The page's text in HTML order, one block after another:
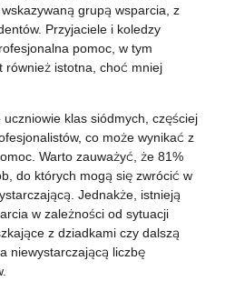
grupą wsparcia, z
Przyjaciele i koledzy
pomoc, w tym
również istotna, choć mniej
klas siódmych, częściej
co może wynikać z
Warto zauważyć, że 81%
do których mogą się zwrócić w
Jednakże, istnieją
w zależności od sytuacji
z dziadkami czy dalszą
niewystarczającą liczbę